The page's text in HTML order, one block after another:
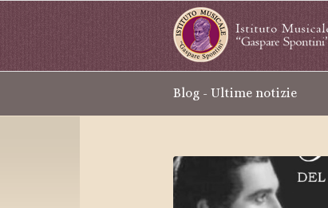
Blog - Ultime notizie